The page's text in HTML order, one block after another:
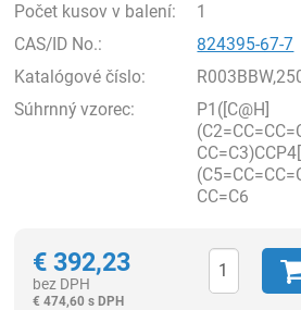
Počet kusov v balení:
1
CAS/ID No.:
824395-67-7
Katalógové číslo:
Súhrnný vzorec:
P1([C@H]
CC=C6
€ 392,23
bez DPH
€ 474,60 s DPH